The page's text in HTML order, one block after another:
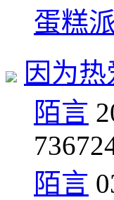
蛋糕
因为
陌言
7
陌言